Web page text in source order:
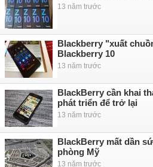
13 năm trước
Blackberry "xuất
Blackberry 10
13 năm trước
BlackBerry cần khai
phát triển để trở lại
13 năm trước
BlackBerry mất dần
phòng Mỹ
13 năm trước